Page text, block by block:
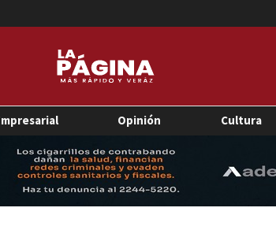
Opinión Cultura